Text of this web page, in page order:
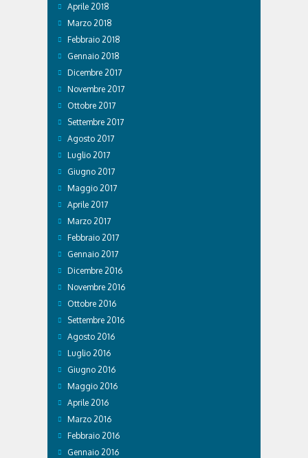
Aprile 2018
Marzo 2018
Febbraio 2018
Gennaio 2018
Dicembre 2017
Novembre 2017
Ottobre 2017
Settembre 2017
Agosto 2017
Luglio 2017
Giugno 2017
Maggio 2017
Aprile 2017
Marzo 2017
Febbraio 2017
Gennaio 2017
Dicembre 2016
Novembre 2016
Ottobre 2016
Settembre 2016
Agosto 2016
Luglio 2016
Giugno 2016
Maggio 2016
Aprile 2016
Marzo 2016
Febbraio 2016
Gennaio 2016